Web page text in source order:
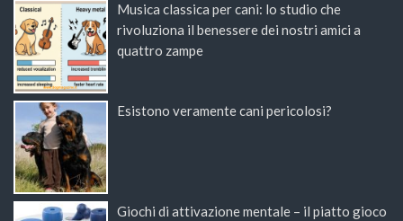
Musica classica per cani: lo studio che
rivoluziona il benessere dei nostri amici a
quattro zampe
Esistono veramente cani pericolosi?
Giochi di attivazione mentale – il piatto gioco